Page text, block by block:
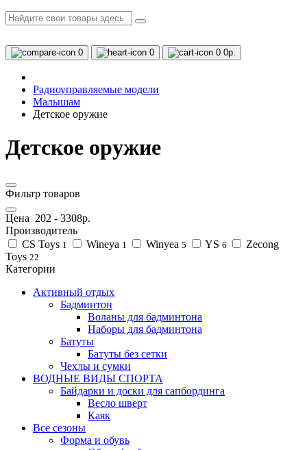
0 0 0 0р.
Радиоуправляемые модели
Малышам
Детское оружие
Детское оружие
Фильтр товаров
Цена 202 - 3308р.
Производитель
CS Toys 1 Wineya 1 Winyea 5 YS 6
Zecong
Toys 22
Категории
Активный отдых
Бадминтон
Воланы для бадминтона
Наборы для бадминтона
Батуты
Батуты без сетки
Чехлы и сумки
ВОДНЫЕ ВИДЫ СПОРТА
Байдарки и доски для сапбординга
Весло шверт
Каяк
Все сезоны
Форма и обувь